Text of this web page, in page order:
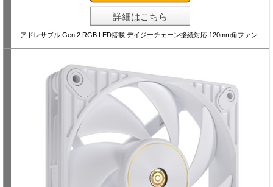
詳細はこちら
アドレサブル Gen 2 RGB LED搭載 デイジーチェーン接続対応 120mm角ファン